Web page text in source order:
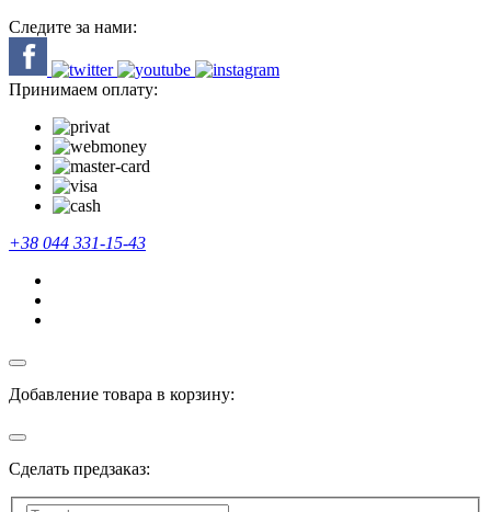
Следите за нами:
Принимаем оплату:
+38 044 331-15-43
Добавление товара в корзину:
Сделать предзаказ: